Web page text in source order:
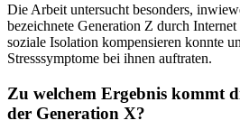
Die Arbeit untersucht besonders,
bezeichnete Generation Z durch
soziale Isolation kompensieren konnte
Stresssymptome bei ihnen auftraten.
Zu welchem Ergebnis kommt
der Generation X?